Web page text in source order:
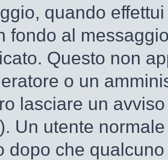
quando
fondo al
Questo non
o un
lasciare un
Un utente
dopo che